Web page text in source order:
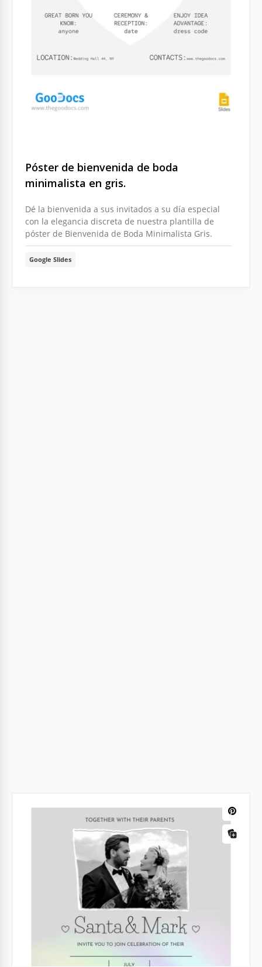
Póster de bienvenida de boda
minimalista en gris.
Dé la bienvenida a sus invitados a su día especial
con la elegancia discreta de nuestra plantilla de
póster de Bienvenida de Boda Minimalista Gris.
Google Slides